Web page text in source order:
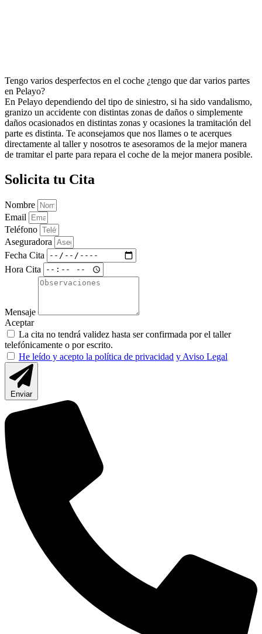
Tengo varios desperfectos en el coche ¿tengo que dar varios partes
en Pelayo?
En Pelayo dependiendo del tipo de siniestro, si ha sido vandalismo,
granizo un accidente con distintas zonas de daños o simplemente
daños ocasionados en distintas zonas y ocasiones la tramitación del
parte es distinta. Te aconsejamos que nos llames o te acerques
directamente al taller y nosotros te asesoramos de la mejor manera
de tramitar el parte para repara el coche de la mejor manera posible.
Solicita tu Cita
Nombre
Email
Teléfono
Aseguradora
Fecha Cita
Hora Cita
Mensaje
Aceptar
La cita no tendrá validez hasta ser confirmada por el taller
telefónicamente o por escrito.
He leído y acepto la política de privacidad y Aviso Legal
Enviar